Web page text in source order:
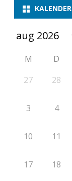
t
r
n
o
s
KALENDER
M D
27
28
3 4
10 11
17 18